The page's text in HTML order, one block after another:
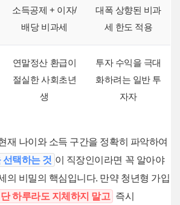
소득공제 + 이자/
배당 비과세
대폭 상향된 비과
세 한도 적용
연말정산 환급이
절실한 사회초년
생
투자 수익을 극대
화하려는 일반 투
자자
재 나이와 소득 구간을 정확히 파악하여
선택하는 것 이 직장인이라면 꼭 알아야
의 비밀의 핵심입니다. 만약 청년형 가입
단 하루라도 지체하지 말고
즉시